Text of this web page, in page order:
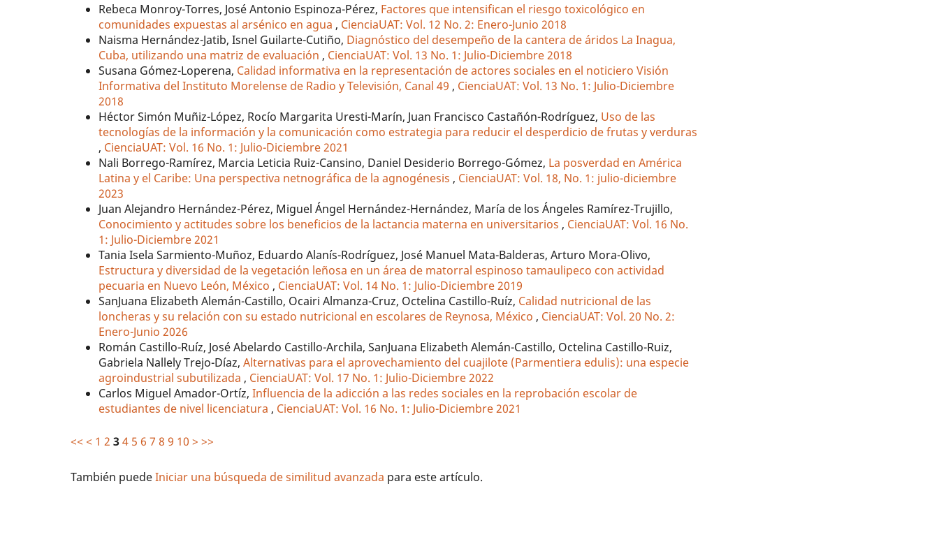
Rebeca Monroy-Torres, José Antonio Espinoza-Pérez, Factores que intensifican el riesgo toxicológico en
comunidades expuestas al arsénico en agua , CienciaUAT: Vol. 12 No. 2: Enero-Junio 2018
Naisma Hernández-Jatib, Isnel Guilarte-Cutiño, Diagnóstico del desempeño de la cantera de áridos La Inagua,
Cuba, utilizando una matriz de evaluación , CienciaUAT: Vol. 13 No. 1: Julio-Diciembre 2018
Susana Gómez-Loperena, Calidad informativa en la representación de actores sociales en el noticiero Visión
Informativa del Instituto Morelense de Radio y Televisión, Canal 49 , CienciaUAT: Vol. 13 No. 1: Julio-Diciembre
2018
Héctor Simón Muñiz-López, Rocío Margarita Uresti-Marín, Juan Francisco Castañón-Rodríguez, Uso de las
tecnologías de la información y la comunicación como estrategia para reducir el desperdicio de frutas y verduras
, CienciaUAT: Vol. 16 No. 1: Julio-Diciembre 2021
Nali Borrego-Ramírez, Marcia Leticia Ruiz-Cansino, Daniel Desiderio Borrego-Gómez, La posverdad en América
Latina y el Caribe: Una perspectiva netnográfica de la agnogénesis , CienciaUAT: Vol. 18, No. 1: julio-diciembre
2023
Juan Alejandro Hernández-Pérez, Miguel Ángel Hernández-Hernández, María de los Ángeles Ramírez-Trujillo,
Conocimiento y actitudes sobre los beneficios de la lactancia materna en universitarios , CienciaUAT: Vol. 16 No.
1: Julio-Diciembre 2021
Tania Isela Sarmiento-Muñoz, Eduardo Alanís-Rodríguez, José Manuel Mata-Balderas, Arturo Mora-Olivo,
Estructura y diversidad de la vegetación leñosa en un área de matorral espinoso tamaulipeco con actividad
pecuaria en Nuevo León, México , CienciaUAT: Vol. 14 No. 1: Julio-Diciembre 2019
SanJuana Elizabeth Alemán-Castillo, Ocairi Almanza-Cruz, Octelina Castillo-Ruíz, Calidad nutricional de las
loncheras y su relación con su estado nutricional en escolares de Reynosa, México , CienciaUAT: Vol. 20 No. 2:
Enero-Junio 2026
Román Castillo-Ruíz, José Abelardo Castillo-Archila, SanJuana Elizabeth Alemán-Castillo, Octelina Castillo-Ruiz,
Gabriela Nallely Trejo-Díaz,Alternativas para el aprovechamiento del cuajilote (Parmentiera edulis): una especie
agroindustrial subutilizada , CienciaUAT: Vol. 17 No. 1: Julio-Diciembre 2022
Carlos Miguel Amador-Ortíz,Influencia de la adicción a las redes sociales en la reprobación escolar de
estudiantes de nivel licenciatura , CienciaUAT: Vol. 16 No. 1: Julio-Diciembre 2021
<< < 1 2 3 4 5 6 7 8 9 10 > >>
También puedeIniciar una búsqueda de similitud avanzada para este artículo.